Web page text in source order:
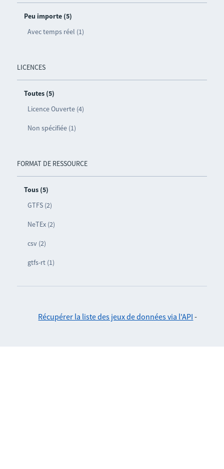
Peu importe (5)
Avec temps réel (1)
LICENCES
Toutes (5)
Licence Ouverte (4)
Non spécifiée (1)
FORMAT DE RESSOURCE
Tous (5)
GTFS (2)
NeTEx (2)
csv (2)
gtfs-rt (1)
Récupérer la liste des jeux de données via l'API -